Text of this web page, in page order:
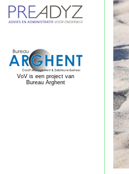
VoV is een project van
Bureau Arghent